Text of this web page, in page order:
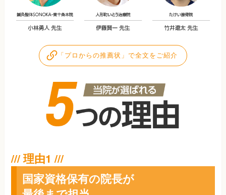
「プロからの推薦状」で全文をご紹介
国家資格保有の院長が